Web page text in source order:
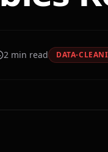
2 min read DATA-